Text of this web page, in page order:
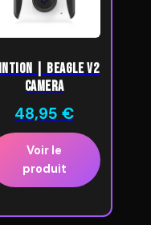
| Beagle V2
Camera
48,95€
Voir le
produit